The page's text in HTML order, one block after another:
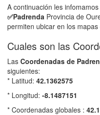
A continuación les
✅Padrenda Provincia de
permiten ubicar en los
Cuales son las
Las Coordenadas de
siguientes:
* Latitud: 42.1362575
* Longitud: -8.1487151
* Coordenadas globales :